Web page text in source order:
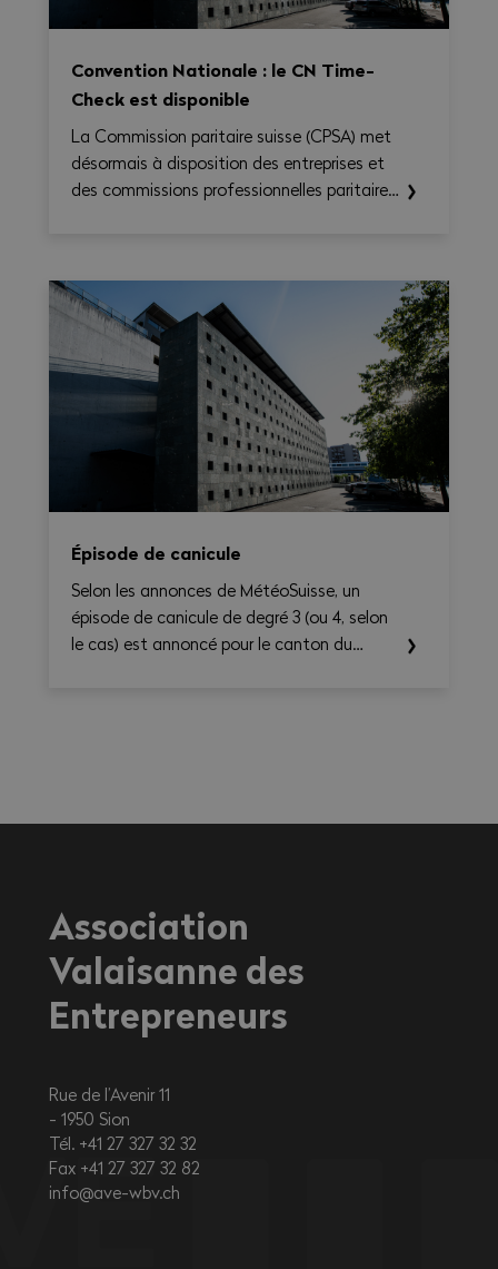
Convention Nationale : le CN Time-
Check est disponible
La Commission paritaire suisse (CPSA) met
désormais à disposition des entreprises et
des commissions professionnelles paritaires
le temps de travail, les heures
supplémentaires, le temps de déplacement
et les éventuels suppléments sur une base
hebdomadaire, tout en générant une
synthèse claire et exportable en PDF.
Épisode de canicule
Selon les annonces de MétéoSuisse, un
épisode de canicule de degré 3 (ou 4, selon
le cas) est annoncé pour le canton du
fortement exposés à la chaleur.
Association
Valaisanne des
Entrepreneurs
Rue de l’Avenir 11
1950 Sion
Tél. +41 27 327 32 32
Fax +41 27 327 32 82
info@ave-wbv.ch